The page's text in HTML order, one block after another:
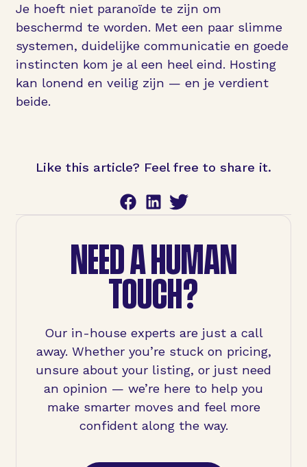
Je hoeft niet paranoïde te zijn om
beschermd te worden. Met een paar slimme
systemen, duidelijke communicatie en goede
instincten kom je al een heel eind. Hosting
kan lonend en veilig zijn — en je verdient
beide.
Like this article? Feel free to share it.
NEED A HUMAN
TOUCH?
Our in-house experts are just a call
away. Whether you’re stuck on pricing,
unsure about your listing, or just need
an opinion — we’re here to help you
make smarter moves and feel more
confident along the way.